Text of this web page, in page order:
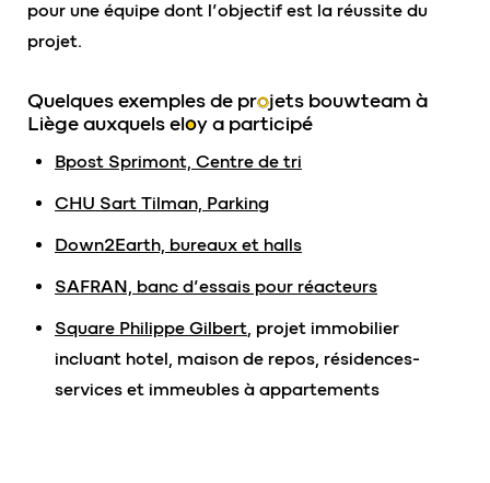
pour une équipe dont l’objectif est la réussite du
projet.
Quelques exemples de projets bouwteam à
Liège auxquelseloya participé
Bpost Sprimont, Centre de tri
CHU Sart Tilman, Parking
Down2Earth, bureaux et halls
SAFRAN, banc d’essais pour réacteurs
Square Philippe Gilbert, projet immobilier
incluant hotel, maison de repos, résidences-
services et immeubles à appartements